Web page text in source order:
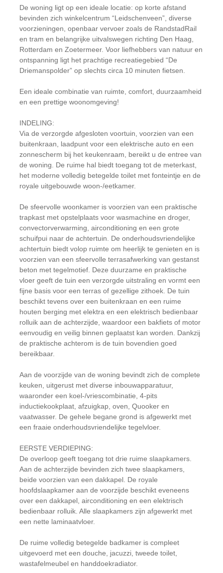
De woning ligt op een ideale locatie: op korte afstand
bevinden zich winkelcentrum “Leidschenveen”, diverse
voorzieningen, openbaar vervoer zoals de RandstadRail
en tram en belangrijke uitvalswegen richting Den Haag,
Rotterdam en Zoetermeer. Voor liefhebbers van natuur en
ontspanning ligt het prachtige recreatiegebied “De
Driemanspolder” op slechts circa 10 minuten fietsen.
Een ideale combinatie van ruimte, comfort, duurzaamheid
en een prettige woonomgeving!
INDELING:
Via de verzorgde afgesloten voortuin, voorzien van een
buitenkraan, laadpunt voor een elektrische auto en een
zonnescherm bij het keukenraam, bereikt u de entree van
de woning. De ruime hal biedt toegang tot de meterkast,
het moderne volledig betegelde toilet met fonteintje en de
royale uitgebouwde woon-/eetkamer.
De sfeervolle woonkamer is voorzien van een praktische
trapkast met opstelplaats voor wasmachine en droger,
convectorverwarming, airconditioning en een grote
schuifpui naar de achtertuin. De onderhoudsvriendelijke
achtertuin biedt volop ruimte om heerlijk te genieten en is
voorzien van een sfeervolle terrasafwerking van gestanst
beton met tegelmotief. Deze duurzame en praktische
vloer geeft de tuin een verzorgde uitstraling en vormt een
fijne basis voor een terras of gezellige zithoek. De tuin
beschikt tevens over een buitenkraan en een ruime
houten berging met elektra en een elektrisch bedienbaar
rolluik aan de achterzijde, waardoor een bakfiets of motor
eenvoudig en veilig binnen geplaatst kan worden. Dankzij
de praktische achterom is de tuin bovendien goed
bereikbaar.
Aan de voorzijde van de woning bevindt zich de complete
keuken, uitgerust met diverse inbouwapparatuur,
waaronder een koel-/vriescombinatie, 4-pits
inductiekookplaat, afzuigkap, oven, Quooker en
vaatwasser. De gehele begane grond is afgewerkt met
een fraaie onderhoudsvriendelijke tegelvloer.
EERSTE VERDIEPING:
De overloop geeft toegang tot drie ruime slaapkamers.
Aan de achterzijde bevinden zich twee slaapkamers,
beide voorzien van een dakkapel. De royale
hoofdslaapkamer aan de voorzijde beschikt eveneens
over een dakkapel, airconditioning en een elektrisch
bedienbaar rolluik. Alle slaapkamers zijn afgewerkt met
een nette laminaatvloer.
De ruime volledig betegelde badkamer is compleet
uitgevoerd met een douche, jacuzzi, tweede toilet,
wastafelmeubel en handdoekradiator.